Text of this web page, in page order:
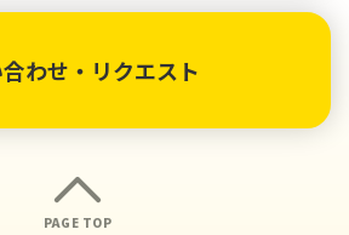
わせ・リクエスト
PAGE TOP